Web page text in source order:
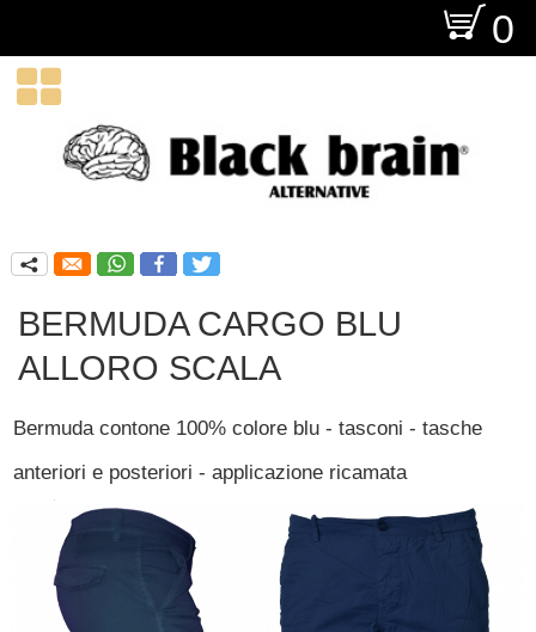
O 0

q
BERMUDA CARGO BLU
ALLORO SCALA
Bermuda contone 100% colore blu - tasconi - tasche
anteriori e posteriori - applicazione ricamata